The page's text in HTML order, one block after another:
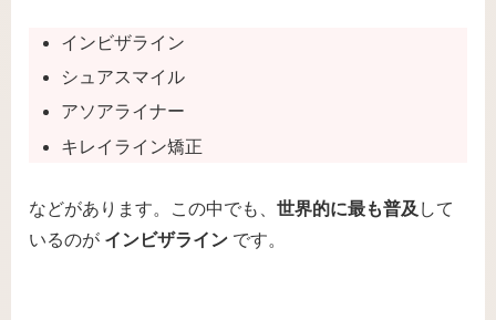
インビザライン
シュアスマイル
アソアライナー
キレイライン矯正
などがあります。この中でも、 世界的に最も普及 して
いるのが インビザライン です。